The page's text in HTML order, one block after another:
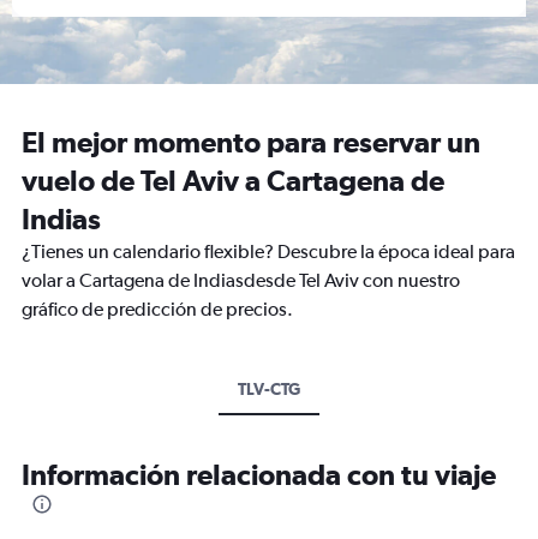
El mejor momento para reservar un
vuelo de Tel Aviv a Cartagena de
Indias
¿Tienes un calendario flexible? Descubre la época ideal para
volar a Cartagena de Indiasdesde Tel Aviv con nuestro
gráfico de predicción de precios.
TLV-CTG
Información relacionada con tu viaje